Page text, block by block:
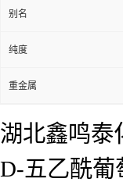
别名
纯度
重金属
湖北鑫鸣泰
D-五乙酰葡